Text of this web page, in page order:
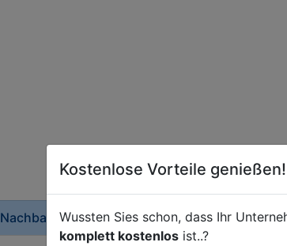
Nachbarschaftsladen-Lebensmittelgeschäft-
Kostenlose Vorteile genießen!
Wussten Sies schon, dass Ihr
komplett kostenlos ist..?